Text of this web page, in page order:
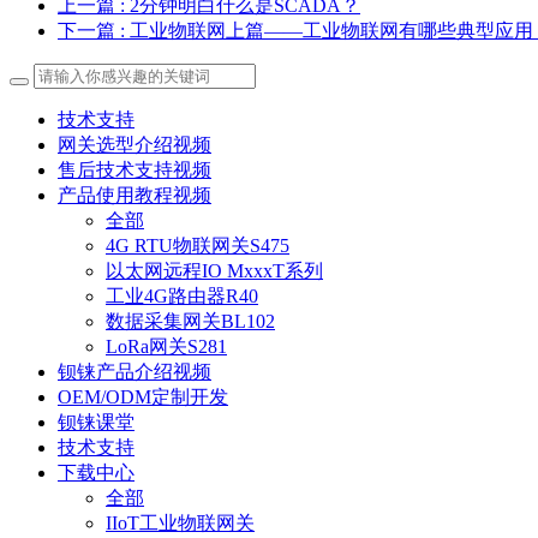
上一篇 : 2分钟明白什么是SCADA？
下一篇 : 工业物联网上篇——工业物联网有哪些典型应用
技术支持
网关选型介绍视频
售后技术支持视频
产品使用教程视频
全部
4G RTU物联网关S475
以太网远程IO MxxxT系列
工业4G路由器R40
数据采集网关BL102
LoRa网关S281
钡铼产品介绍视频
OEM/ODM定制开发
钡铼课堂
技术支持
下载中心
全部
IIoT工业物联网关